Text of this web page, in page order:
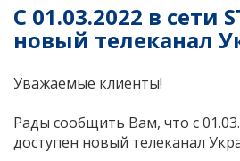
С 01.03.2022 в сети
новый телеканал
Уважаемые клиенты!
Рады сообщить Вам, что с
доступен новый телеканал